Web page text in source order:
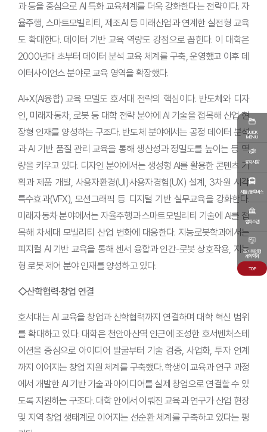
QUICK
MENU
공지사항
셔틀/통학버스
캠퍼스맵
조기취업형
계약학과
TOP
과 등을 중심으로 AI 특화 교육체계를 더욱 강화한다는 전략이다. 자
율주행, 스마트모빌리티, 제조AI 등 미래산업과 연계한 실전형 교육
도 확대한다. 데이터 기반 교육 역량도 강점으로 꼽힌다. 이 대학은
2000년대 초부터 데이터 분석 교육 체계를 구축, 운영했고 이후 데
이터사이언스 분야로 교육 영역을 확장했다.
AI+X(AI융합) 교육 모델도 호서대 전략의 핵심이다. 반도체와 디자
인, 미래자동차, 로봇 등 대학 전략 분야에 AI 기술을 접목해 산업 현
장형 인재를 양성하는 구조다. 반도체 분야에서는 공정 데이터 분석
과 AI 기반 품질 관리 교육을 통해 생산성과 정밀도를 높이는 등 역
량을 키우고 있다. 디자인 분야에서는 생성형 AI를 활용한 콘텐츠 기
획과 제품 개발, 사용자환경(UI)·사용자경험(UX) 설계, 3차원 시각
특수효과(VFX), 모션그래픽 등 디지털 기반 실무교육을 강화한다.
미래자동차 분야에서는 자율주행과 스마트모빌리티 기술에 AI를 접
목해 차세대 모빌리티 산업 변화에 대응한다. 지능로봇학과에서는
피지컬 AI 기반 교육을 통해 센서 융합과 인간-로봇 상호작용, 지능
형 로봇 제어 분야 인재를 양성하고 있다.
◇산학협력·창업 연결
호서대는 AI 교육을 창업과 산학협력까지 연결하며 대학 혁신 범위
를 확대하고 있다. 대학은 천안아산역 인근에 조성한 호서벤처스테
이션을 중심으로 아이디어 발굴부터 기술 검증, 사업화, 투자 연계
까지 이어지는 창업 지원 체계를 구축했다. 학생이 교육과 연구 과정
에서 개발한 AI 기반 기술과 아이디어를 실제 창업으로 연결할 수 있
도록 지원하는 구조다. 대학 안에서 이뤄진 교육과 연구가 산업 현장
및 지역 창업 생태계로 이어지는 선순환 체계를 구축하고 있다는 평